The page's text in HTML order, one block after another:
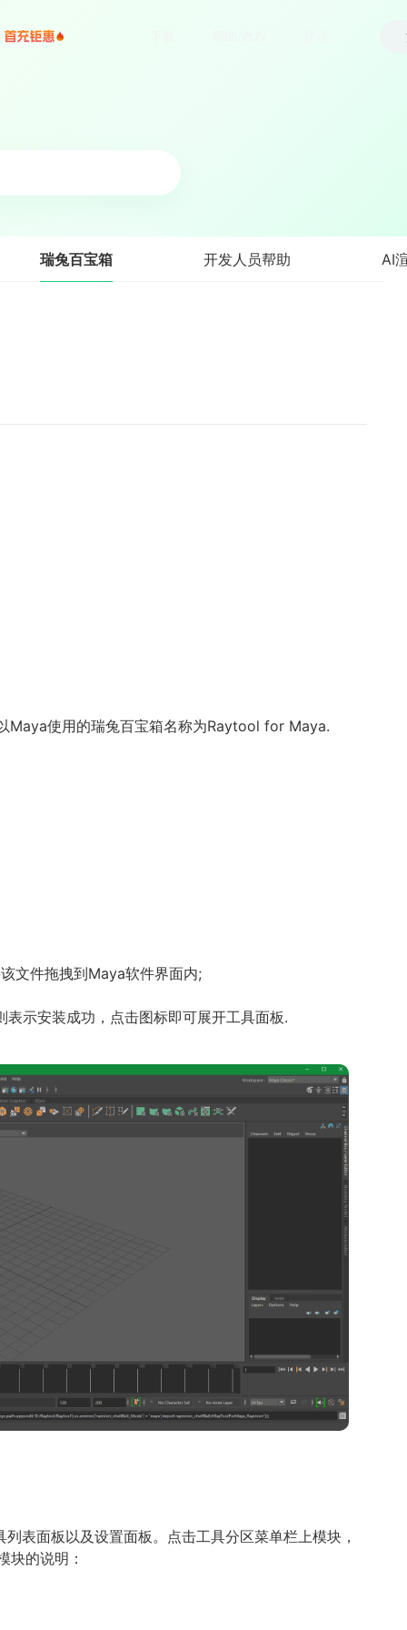
瑞兔百宝箱 开发人员帮助 AI
Maya使用的瑞兔百宝箱名称为Raytool for Maya.
文件拖拽到Maya软件界面内;
示安装成功，点击图标即可展开工具面板.
表面板以及设置面板。点击工具分区菜单栏上模块，
块的说明：